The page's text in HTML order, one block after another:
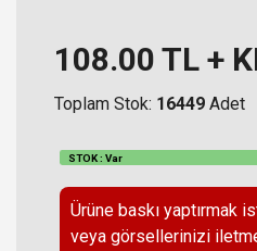
108.00 TL +
Toplam Stok: 16449 Adet
STOK : Var
Ürüne baskı yaptırmak
veya görsellerinizi